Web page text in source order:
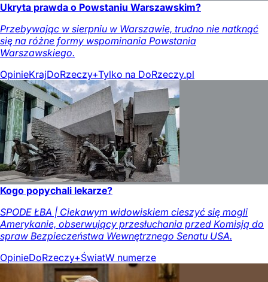
Ukryta prawda o Powstaniu Warszawskim?
Przebywając w sierpniu w Warszawie, trudno nie natknąć
się na różne formy wspominania Powstania
Warszawskiego.
OpinieKrajDoRzeczy+Tylko na DoRzeczy.pl
Kogo popychali lekarze?
SPODE ŁBA | Ciekawym widowiskiem cieszyć się mogli
Amerykanie, obserwujący przesłuchania przed Komisją do
spraw Bezpieczeństwa Wewnętrznego Senatu USA.
OpinieDoRzeczy+ŚwiatW numerze